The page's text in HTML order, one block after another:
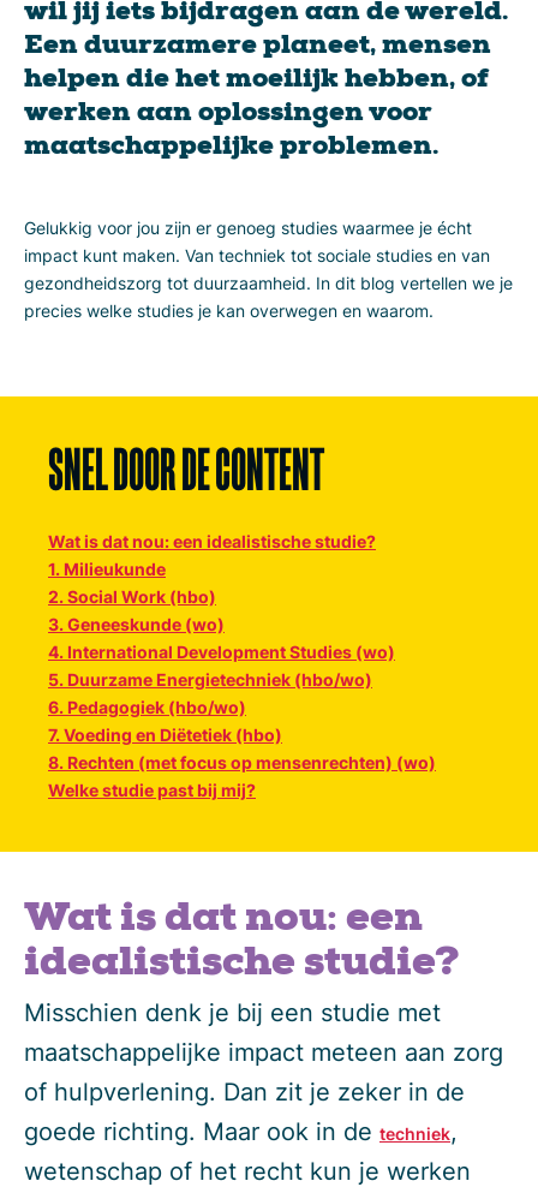
wil jij iets bijdragen aan de wereld.
Een duurzamere planeet, mensen
helpen die het moeilijk hebben, of
werken aan oplossingen voor
maatschappelijke problemen.
Gelukkig voor jou zijn er genoeg studies waarmee je écht
impact kunt maken. Van techniek tot sociale studies en van
gezondheidszorg tot duurzaamheid. In dit blog vertellen we je
precies welke studies je kan overwegen en waarom.
SNEL DOOR DE CONTENT
Wat is dat nou: een idealistische studie?
1. Milieukunde
2. Social Work (hbo)
3. Geneeskunde (wo)
4. International Development Studies (wo)
5. Duurzame Energietechniek (hbo/wo)
6. Pedagogiek (hbo/wo)
7. Voeding en Diëtetiek (hbo)
8. Rechten (met focus op mensenrechten) (wo)
Welke studie past bij mij?
Wat is dat nou: een
idealistische studie?
Misschien denk je bij een studie met
maatschappelijke impact meteen aan zorg
of hulpverlening. Dan zit je zeker in de
goede richting. Maar ook in de techniek,
wetenschap of het recht kun je werken